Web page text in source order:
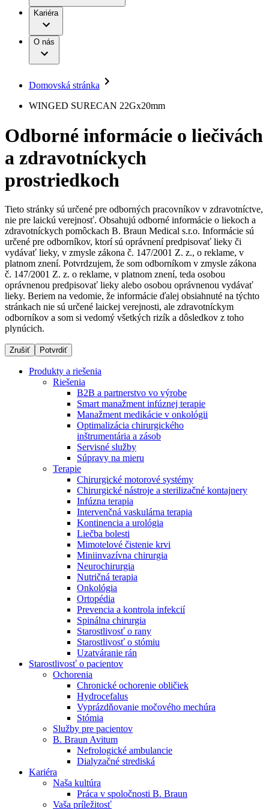
Terapie
Kontinencia a urológia
Liečba bolesti
Miniinvazívna chirurgia
Nutričná terapia
Onkológia
Ortopédia
Prevencia a kontrola infekcií
Spinálna chirurgia
Starostlivosť o rany
Uzatváranie rán
Riešenia
Terapie
Produktový katalóg​
Objavte naše produkty. ​Navštívte produktový katalóg B.
Braun​ s našim kompletným produktovým portfóliom.​
B. Braun Avitum
Ochorenia
Služby pre pacientov
Dialyzačné strediská
B. Braun Avitum poskytuje kvalitnú dialyzačnú starostlivosť
vo všetkých svojich strediskách na Slovensku. Viac
informácií nájdete na stránke jednotlivých stredísk.
Nefrologické ambulancie
V nefrologických ambulanciách prevádzkujeme poradenstvo
a prípravu pacientov k jednotlivým metódam náhrady funkcie
obličiek. Zvoľte si mesto, ktoré potrebujete a navštívte nás.
Práca a kariéra
Naša kultúra
Vaša príležitosť
Nájdite si prácu u nás​
Objavte svoje kariérne príležitosti ​v B. Braun. Vyhľadajte náš
trh práce​ pre zaujímavé pozície na Slovensku.​
Zodpovednosť
Médiá
Tlačové správy
Kontakt
Kontaktný formulár
Spoločnosť
Médiá
Kontakt
Zostaňte v dialógu s B. Braun. Kontaktujte nás.
Kariéra
O nás
Domovská stránka
WINGED SURECAN 22Gx20mm
Odborné informácie o liečivách
a zdravotníckych
prostriedkoch
Tieto stránky sú určené pre odborných pracovníkov v zdravotníctve,
nie pre laickú verejnosť. Obsahujú odborné informácie o liekoch a
zdravotníckych pomôckach B. Braun Medical s.r.o. Informácie sú
určené pre odborníkov, ktorí sú oprávnení predpisovať lieky či
vydávať lieky, v zmysle zákona č. 147/2001 Z. z., o reklame, v
platnom znení. Potvrdzujem, že som odborníkom v zmysle zákona
č. 147/2001 Z. z. o reklame, v platnom znení, teda osobou
oprávnenou predpisovať lieky alebo osobou oprávnenou vydávať
lieky. Beriem na vedomie, že informácie ďalej obsiahnuté na týchto
stránkach nie sú určené laickej verejnosti, ale zdravotníckym
odborníkov a som si vedomý všetkých rizík a dôsledkov z toho
plynúcich.
Zrušiť Potvrdiť
Produkty a riešenia
Riešenia
B2B a partnerstvo vo výrobe
Smart manažment infúznej terapie
Manažment medikácie v onkológii
Optimalizácia chirurgického
inštrumentária a zásob
Servisné služby
Súpravy na mieru
Terapie
Chirurgické motorové systémy
Chirurgické nástroje a sterilizačné kontajnery
Infúzna terapia
Intervenčná vaskulárna terapia
Kontinencia a urológia
Liečba bolesti
Mimotelové čistenie krvi
Miniinvazívna chirurgia
Neurochirurgia
Nutričná terapia
Onkológia
Ortopédia
Prevencia a kontrola infekcií
Spinálna chirurgia
Starostlivosť o rany
Starostlivosť o stómiu
Uzatváranie rán
Starostlivosť o pacientov
Ochorenia
Chronické ochorenie obličiek
Hydrocefalus
Vyprázdňovanie močového mechúra
Stómia
Služby pre pacientov
B. Braun Avitum
Nefrologické ambulancie
Dialyzačné strediská
Kariéra
Naša kultúra
Práca v spoločnosti B. Braun
Vaša príležitosť